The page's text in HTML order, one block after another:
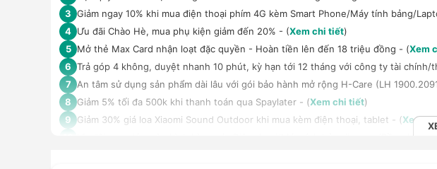
3 Giảm ngay 10% khi mua điện thoại phím 4G kèm Smart Phone/Máy tính bảng/
4 Ưu đãi Chào Hè, mua phụ kiện giảm đến 20% - (Xem chi tiết)
5 Mở thẻ Max Card nhận loạt đặc quyền - Hoàn tiền lên đến 18 triệu đồng - (Xem
6 Trả góp 4 không, duyệt nhanh 10 phút, kỳ hạn tới 12 tháng với công ty tài chính/
7 An tâm sử dụng sản phẩm dài lâu với gói bảo hành mở rộng H-Care (LH
8
Giảm 5% tối đa 500k khi thanh toán qua Spaylater - (Xem chi tiết)
9
Giảm 30% giá loa Xiaomi Sound Outdoor khi mua kèm điện thoại, tablet - (Xem